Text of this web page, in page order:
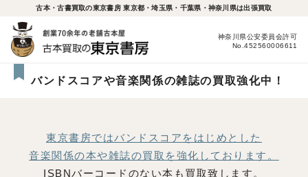
古本・古書買取の東京書房 東京都・埼玉県・千葉県・神奈川県は出張買取
神奈川県公安委員会許可
No.452560006611
バンドスコアや音楽関係の雑誌の買取強化中！
東京書房ではバンドスコアをはじめとした
音楽関係の本や雑誌の買取を強化しております。
ISBNバーコードのない本も買取致します。